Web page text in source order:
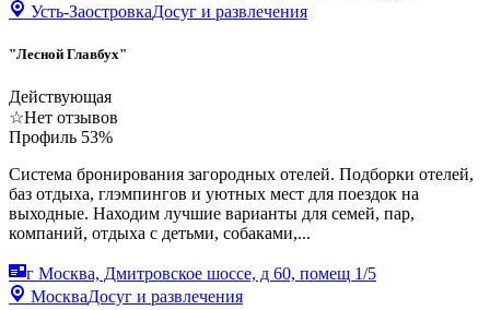
Усть-ЗаостровкаДосуг и развлечения
"Лесной Главбух"
Действующая
☆Нет отзывов
Профиль 53%
Система бронирования загородных отелей. Подборки отелей,
баз отдыха, глэмпингов и уютных мест для поездок на
выходные. Находим лучшие варианты для семей, пар,
компаний, отдыха с детьми, собаками,...
г Москва, Дмитровское шоссе, д 60, помещ 1/5
МоскваДосуг и развлечения